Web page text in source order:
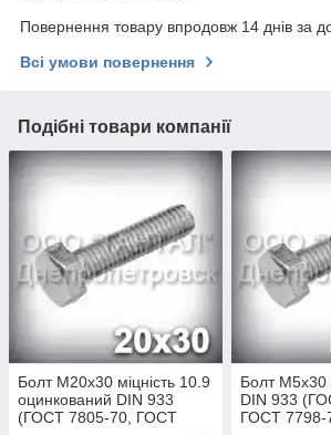
Повернення товару впродовж 14 днів за
Всі умови повернення
Подібні товари компанії
Болт М20х30 міцність 10.9
оцинкований DIN 933
(ГОСТ 7805-70, ГОСТ
Болт М5х30
DIN 933
ГОСТ 7798-